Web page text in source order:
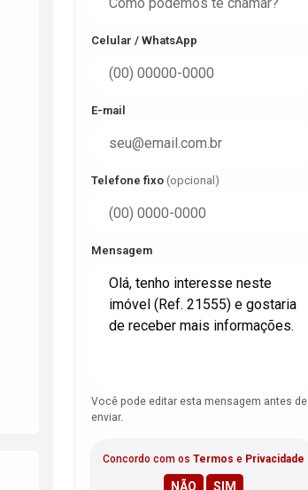
Celular / WhatsApp
E-mail
Telefone fixo (opcional)
Mensagem
Você pode editar esta mensagem antes de
enviar.
Concordo com os Termos e Privacidade